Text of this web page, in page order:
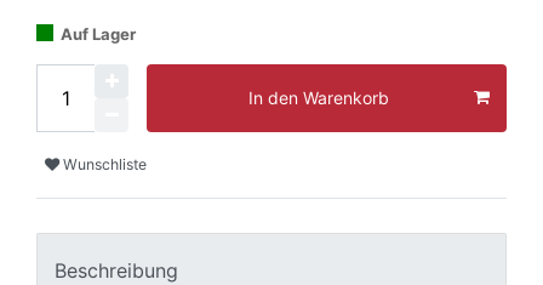
Auf Lager
In den Warenkorb
Wunschliste
Beschreibung